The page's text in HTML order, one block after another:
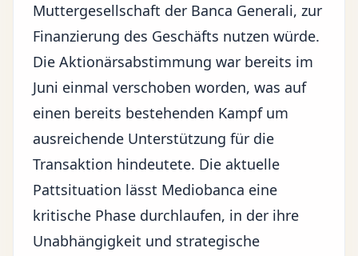
Muttergesellschaft der Banca Generali, zur
Finanzierung des Geschäfts nutzen würde.
Die Aktionärsabstimmung war bereits im
Juni einmal verschoben worden, was auf
einen bereits bestehenden Kampf um
ausreichende Unterstützung für die
Transaktion hindeutete. Die aktuelle
Pattsituation lässt Mediobanca eine
kritische Phase durchlaufen, in der ihre
Unabhängigkeit und strategische